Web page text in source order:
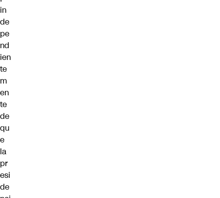
in
de
pe
nd
ien
te
m
en
te
de
qu
e
la
pr
esi
de